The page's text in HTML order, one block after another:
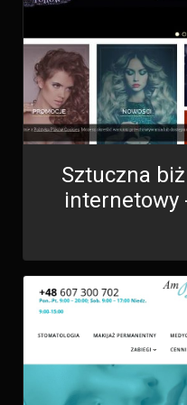
Sztuczna
internetowy